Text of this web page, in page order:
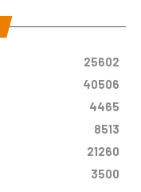
25602
40506
4465
8513
21260
3500